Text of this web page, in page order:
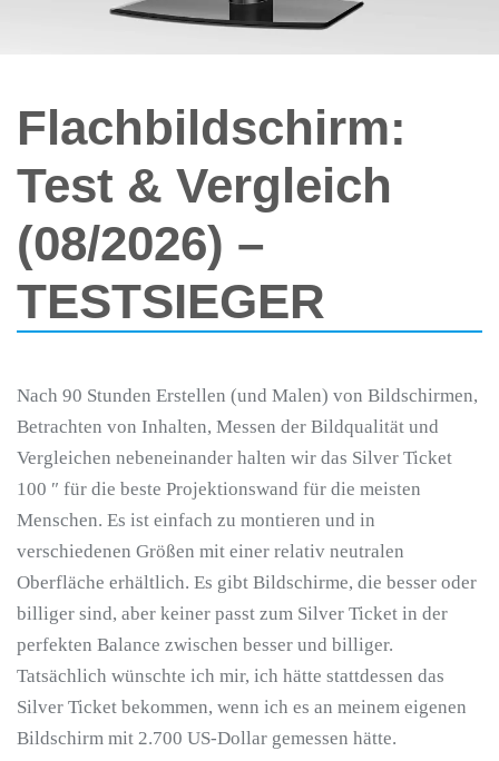
Flachbildschirm:
Test & Vergleich
(08/2026) –
TESTSIEGER
Nach 90 Stunden Erstellen (und Malen) von Bildschirmen,
Betrachten von Inhalten, Messen der Bildqualität und
Vergleichen nebeneinander halten wir das Silver Ticket
100 ″ für die beste Projektionswand für die meisten
Menschen. Es ist einfach zu montieren und in
verschiedenen Größen mit einer relativ neutralen
Oberfläche erhältlich. Es gibt Bildschirme, die besser oder
billiger sind, aber keiner passt zum Silver Ticket in der
perfekten Balance zwischen besser und billiger.
Tatsächlich wünschte ich mir, ich hätte stattdessen das
Silver Ticket bekommen, wenn ich es an meinem eigenen
Bildschirm mit 2.700 US-Dollar gemessen hätte.